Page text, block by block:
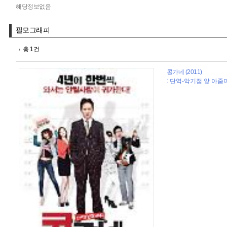
해당정보없음
필모그래피
총 1건
콩가네 (2011)
: 단역-악기점 앞 아줌